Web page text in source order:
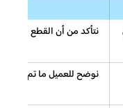
نتأكد من أن القطع أصبحت
نوضح للعميل ما تم